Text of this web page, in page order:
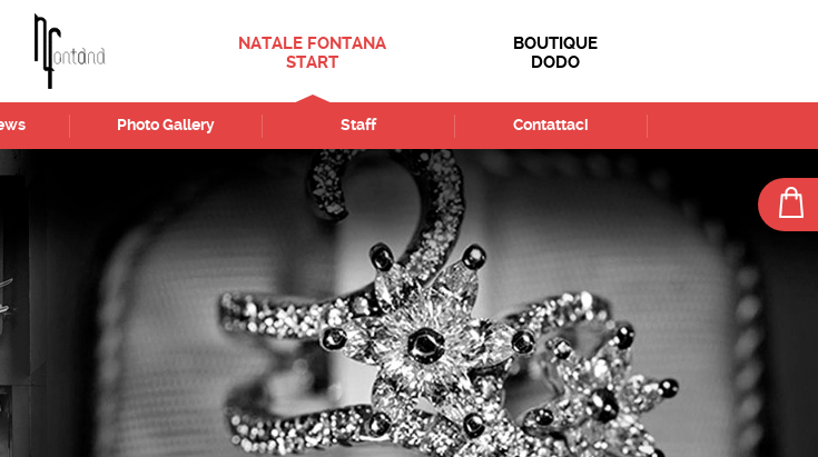
NATALE FONTANA
START
BOUTIQUE
DODO
Photo Gallery Staff Contattaci